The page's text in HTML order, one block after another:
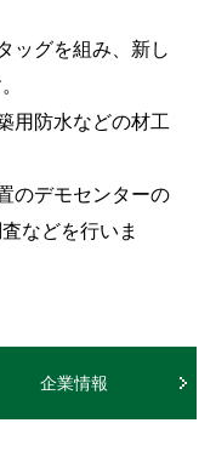
ッグを組み、新し
用防水などの材工
のデモセンターの
などを行いま
企業情報